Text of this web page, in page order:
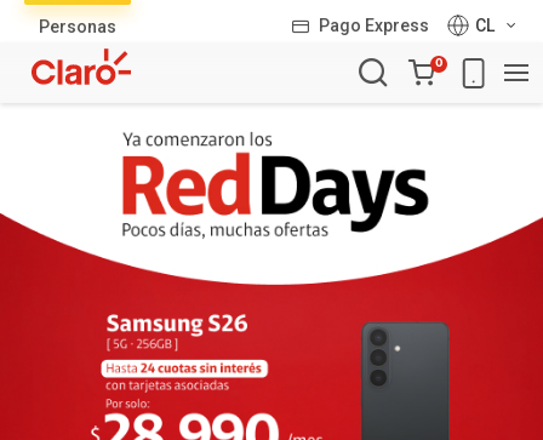
Personas Pago Express
CL
Carro
de
0
productos